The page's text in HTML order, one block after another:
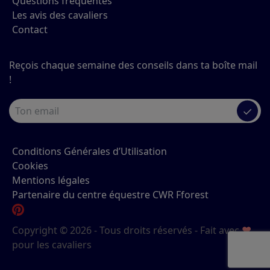
Les avis des cavaliers
Contact
Reçois chaque semaine des conseils dans ta boîte mail
!
✓
Conditions Générales d’Utilisation
Cookies
Mentions légales
Partenaire du centre équestre CWR Fforest
Copyright © 2026 - Tous droits réservés - Fait avec♥
pour les cavaliers